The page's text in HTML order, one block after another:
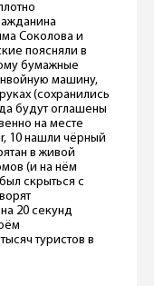
Соколова и
поясняли в
бумажные
машину,
(сохранились
будут оглашены
на месте
10 нашли чёрный
в живой
(и на нём
скрыться с
20 секунд
туристов в